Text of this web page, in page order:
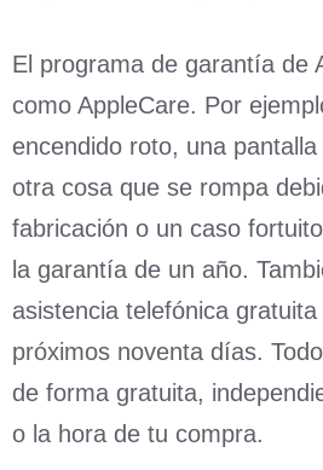
El programa de garantía de
como AppleCare. Por
encendido roto, una
otra cosa que se rompa
fabricación o un caso
la garantía de un año.
asistencia telefónica
próximos noventa días.
de forma gratuita,
o la hora de tu compra.